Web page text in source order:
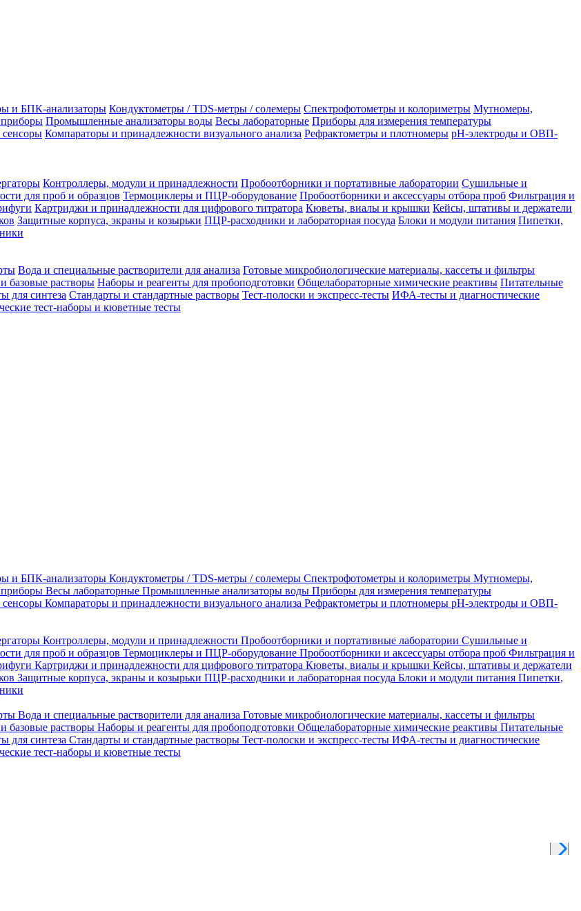
и БПК-анализаторы Кондуктометры / TDS-метры / солемеры Спектрофотометры и колориметры Мутномеры,
Промышленные анализаторы воды Весы лабораторные Приборы для измерения температуры
Компараторы и принадлежности визуального анализа Рефрактометры и плотномеры pH-электроды и ОВП-
Контроллеры, модули и принадлежности Пробоотборники и портативные лаборатории Сушильные и
для проб и образцов Термоциклеры и ПЦР-оборудование Пробоотборники и аксессуары отбора проб Фильтрация и
Картриджи и принадлежности для цифрового титратора Кюветы, виалы и крышки Кейсы, штативы и держатели
Защитные корпуса, экраны и козырьки ПЦР-расходники и лабораторная посуда Блоки и модули питания Пипетки,
Вода и специальные растворители для анализа Готовые микробиологические материалы, кассеты и фильтры
базовые растворы Наборы и реагенты для пробоподготовки Общелабораторные химические реактивы Питательные
для синтеза Стандарты и стандартные растворы Тест-полоски и экспресс-тесты ИФА-тесты и диагностические
тест-наборы и кюветные тесты
и БПК-анализаторы Кондуктометры / TDS-метры / солемеры Спектрофотометры и колориметры Мутномеры,
Весы лабораторные Промышленные анализаторы воды Приборы для измерения температуры
Компараторы и принадлежности визуального анализа Рефрактометры и плотномеры pH-электроды и ОВП-
Контроллеры, модули и принадлежности Пробоотборники и портативные лаборатории Сушильные и
для проб и образцов Термоциклеры и ПЦР-оборудование Пробоотборники и аксессуары отбора проб Фильтрация и
Картриджи и принадлежности для цифрового титратора Кюветы, виалы и крышки Кейсы, штативы и держатели
Защитные корпуса, экраны и козырьки ПЦР-расходники и лабораторная посуда Блоки и модули питания Пипетки,
Вода и специальные растворители для анализа Готовые микробиологические материалы, кассеты и фильтры
базовые растворы Наборы и реагенты для пробоподготовки Общелабораторные химические реактивы Питательные
для синтеза Стандарты и стандартные растворы Тест-полоски и экспресс-тесты ИФА-тесты и диагностические
тест-наборы и кюветные тесты